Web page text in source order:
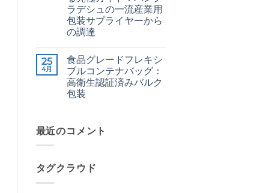
Quality
for
Weaving,
Packaging
and
へ
の
だ
あ
り
ま
せ
ラデシュの一流産業用
包装サプライヤーから
の調達
Guide
to
Laminated
PP
Woven
Bags
a
Premier
in
ン
ト
は
ま
だ
あ
ん
25
4月
食品グレードフレキシ
ブルコンテナバッグ：
高衛生認証済みバルク
包装
Bag:
Certified
Packaging
へ
ト
は
り
最近のコメント
タグクラウド